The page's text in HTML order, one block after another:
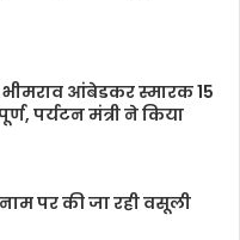
भीमराव आंबेडकर स्मारक 15
पर्यटन मंत्री ने किया
पर की जा रही वसूली